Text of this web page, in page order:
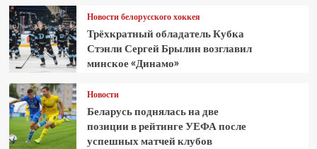
Новости белорусского хоккея
Трёхкратный обладатель Кубка
Стэнли Сергей Брылин возглавил
минское «Динамо»
Новости
Беларусь поднялась на две
позиции в рейтинге УЕФА после
успешных матчей клубов